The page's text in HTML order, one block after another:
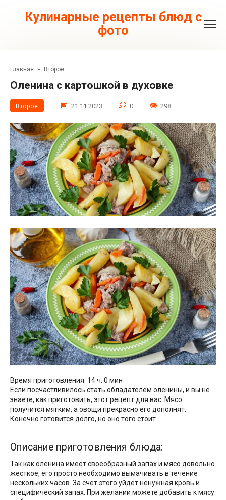
контентуКулинарные рецепты блюд с
фото
Главная » Второе
Оленина с картошкой в духовке
Второе 21.11.2023 0 298
Время приготовления: 14 ч. 0 мин
Если посчастливилось стать обладателем оленины, и вы не
знаете, как приготовить, этот рецепт для вас. Мясо
получится мягким, а овощи прекрасно его дополнят.
Конечно готовится долго, но оно того стоит.
Описание приготовления блюда:
Так как оленина имеет своеобразный запах и мясо довольно
жесткое, его просто необходимо вымачивать в течение
нескольких часов. За счет этого уйдет ненужная кровь и
специфический запах. При желании можете добавить к мясу